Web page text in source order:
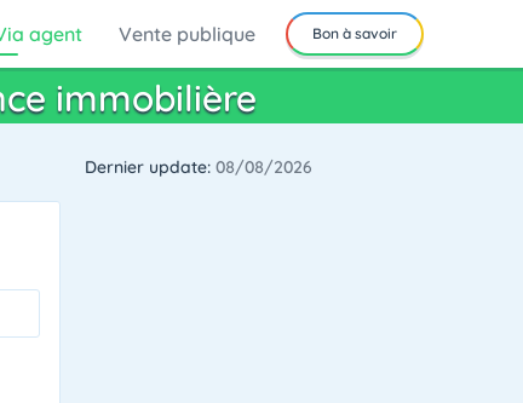
agent Vente publique Bon à savoir
immobilière
Dernier update: 08/08/2026